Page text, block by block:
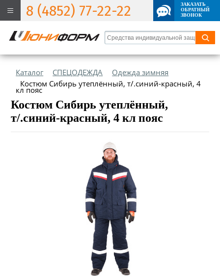
8 (4852) 77-22-22
ЗАКАЗАТЬ
ОБРАТНЫЙ
ЗВОНОК
Каталог СПЕЦОДЕЖДА
Одежда зимняя
Костюм Сибирь утеплённый, т/.синий-красный, 4
кл пояс
Костюм Сибирь утеплённый,
т/.синий-красный, 4 кл пояс